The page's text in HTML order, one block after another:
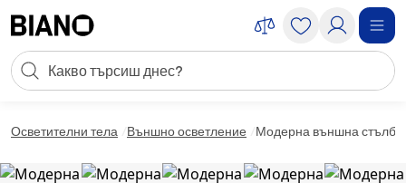
Търсене
Осветителни тела Външно осветление Модерна външна